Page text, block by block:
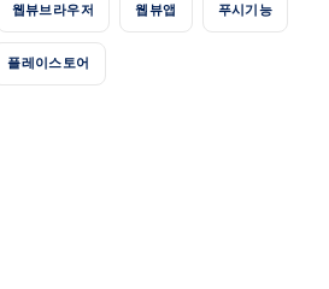
웹뷰브라우저 웹뷰앱 푸시기능
플레이스토어